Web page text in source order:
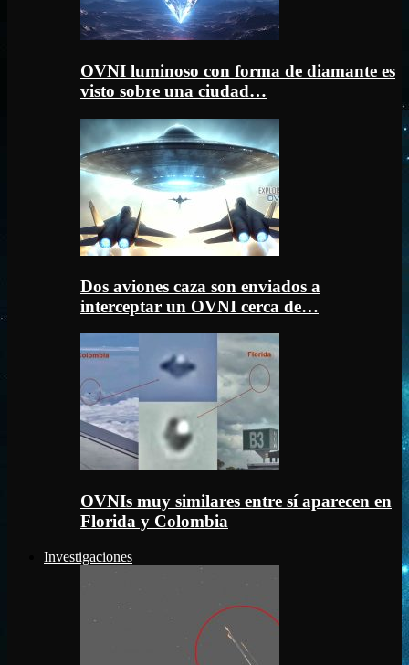
OVNI luminoso con forma de diamante es
visto sobre una ciudad…
Dos aviones caza son enviados a
interceptar un OVNI cerca de…
OVNIs muy similares entre sí aparecen en
Florida y Colombia
Investigaciones